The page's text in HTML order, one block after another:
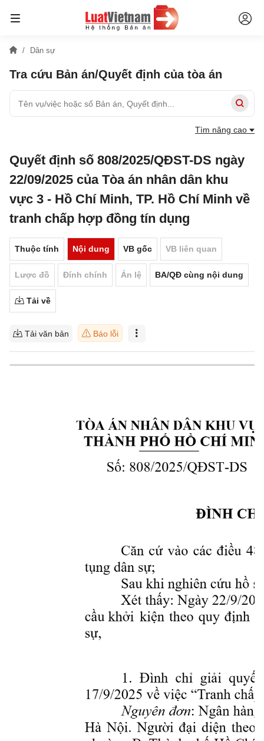
Dân sự
Tra cứu Bản án/Quyết định của tòa án
Tìm nâng cao
Quyết định số 808/2025/QĐST-DS ngày
22/09/2025 của Tòa án nhân dân khu
vực 3 - Hồ Chí Minh, TP. Hồ Chí Minh về
tranh chấp hợp đồng tín dụng
Thuộc tính Nội dung VB gốc VB liên quan
Lược đồ Đính chính Án lệ BA/QĐ cùng nội dung
Tải về
Tải văn bản Báo lỗi